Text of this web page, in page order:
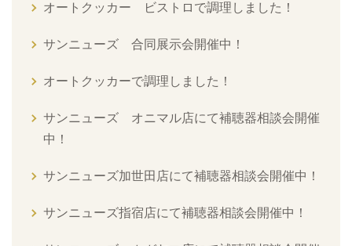
オートクッカー ビストロで調理しました！
サンニューズ 合同展示会開催中！
オートクッカーで調理しました！
サンニューズ オニマル店にて補聴器相談会開催
中！
サンニューズ加世田店にて補聴器相談会開催中！
サンニューズ指宿店にて補聴器相談会開催中！